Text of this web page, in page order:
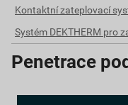
Kontaktní zateplovací
Systém DEKTHERM pro
Penetrace